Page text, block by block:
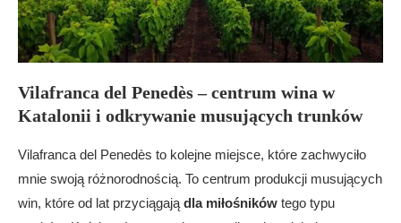
Vilafranca del Penedès – centrum wina w
Katalonii i odkrywanie musujących trunków
Vilafranca del Penedès to kolejne miejsce, które zachwyciło
mnie swoją różnorodnością. To centrum produkcji musujących
win, które od lat przyciągają dla miłośników tego typu